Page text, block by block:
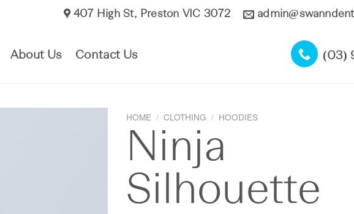
407 High St, Preston VIC 3072​
About Us Contact Us (03)
HOME / CLOTHING / HOODIES
Ninja
Silhouette